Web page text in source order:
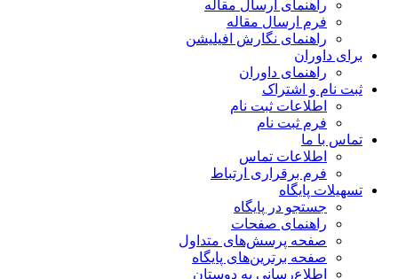
راهنمای ارسال مقاله
فرم ارسال مقاله
راهنمای نگارش افیلیشن
برای داوران
راهنمای داوران
ثبت نام و اشتراک
اطلاعات ثبت نام
فرم ثبت نام
تماس با ما
اطلاعات تماس
فرم برقراری ارتباط
تسهیلات پایگاه
جستجو در پایگاه
راهنمای صفحات
صفحه پرسش‌های متداول
صفحه برترین‌های پایگاه
اطلاع‌رسانی به دوستان